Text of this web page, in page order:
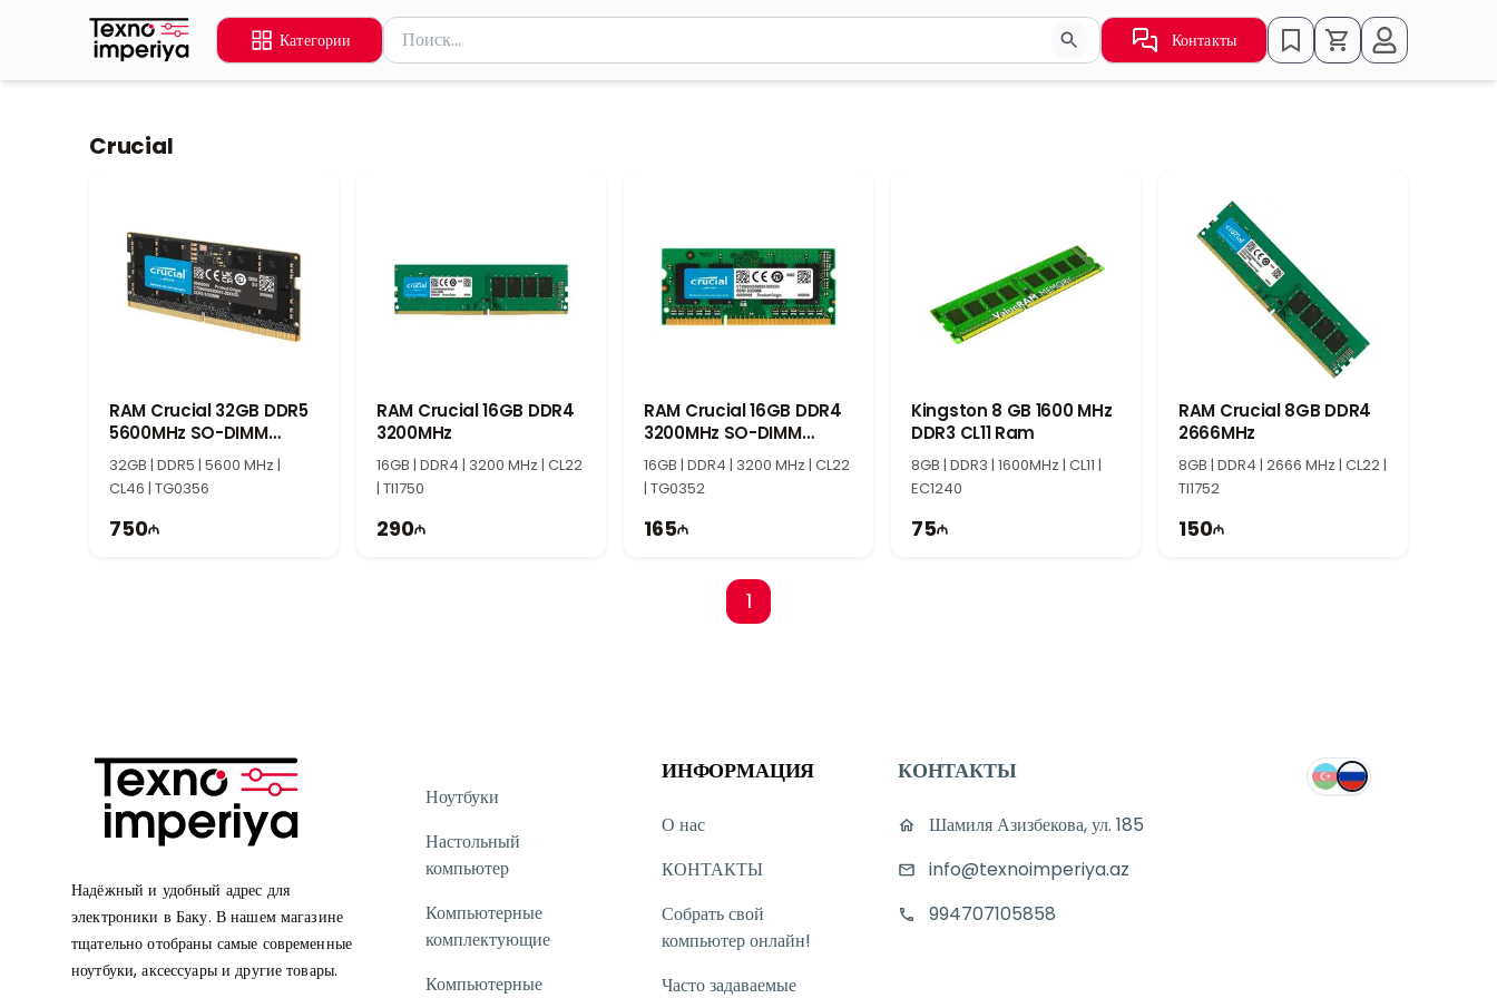
Категории
Поиск товаров
Введите минимум 2 символа для поиска. Нажмите Enter для отправки или используйте стрелки для навигации по результатам.
Контакты
Crucial
RAM Crucial 32GB DDR5
5600MHz SO-DIMM
CT32G56C46S5
32GB | DDR5 | 5600 MHz |
CL46 | TG0356
750
RAM Crucial 16GB DDR4
3200MHz
16GB | DDR4 | 3200 MHz | CL22
| TI1750
290
RAM Crucial 16GB DDR4
3200MHz SO-DIMM
CT16G4SFRA32A
16GB | DDR4 | 3200 MHz | CL22
| TG0352
165
Kingston 8 GB 1600 MHz
DDR3 CL11 Ram
8GB | DDR3 | 1600MHz | CL11 |
EC1240
75
RAM Crucial 8GB DDR4
2666MHz
8GB | DDR4 | 2666 MHz | CL22 |
TI1752
150
1
Надёжный и удобный адрес для
электроники в Баку. В нашем магазине
тщательно отобраны самые современные
ноутбуки, аксессуары и другие товары.
Ноутбуки
Настольный
компьютер
Компьютерные
комплектующие
Компьютерные
ИНФОРМАЦИЯ
О нас
КОНТАКТЫ
Собрать свой
компьютер онлайн!
Часто задаваемые
КОНТАКТЫ
Шамиля Азизбекова, ул. 185
info@texnoimperiya.az
994707105858